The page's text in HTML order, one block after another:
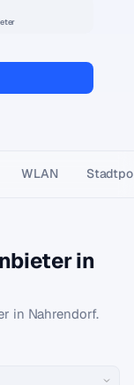
WLAN
in
in Nahrendorf.